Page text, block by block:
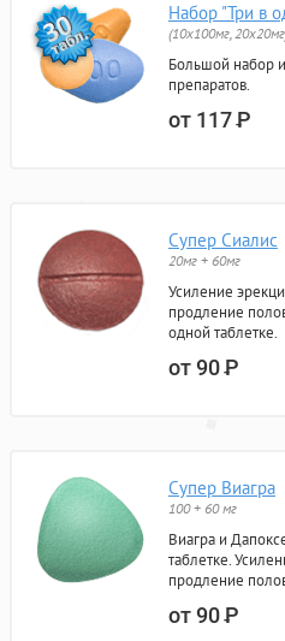
Набор "Три в
(10x100мг,
Большой набор
препаратов.
от 117Р
Супер Сиалис
20мг + 60мг
Усиление
продление
одной таблетке.
от 90Р
Супер Виагра
100 + 60 мг
Виагра и
таблетке.
продление
от 90Р